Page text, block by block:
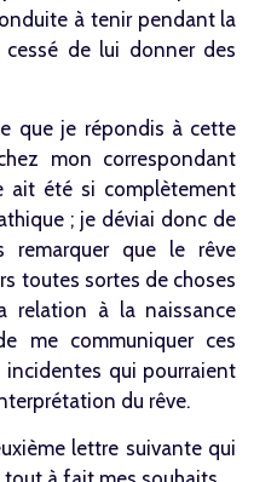
à tenir pendant la
cessé de lui donner des
que je répondis à cette
mon correspondant
ait été si complètement
; je déviai donc de
remarquer que le rêve
toutes sortes de choses
relation à la naissance
me communiquer ces
incidentes qui pourraient
du rêve.
lettre suivante qui